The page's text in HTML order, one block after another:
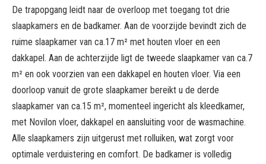
De trapopgang leidt naar de overloop met toegang tot drie
slaapkamers en de badkamer. Aan de voorzijde bevindt zich de
ruime slaapkamer van ca.17 m² met houten vloer en een
dakkapel. Aan de achterzijde ligt de tweede slaapkamer van ca.7
m² en ook voorzien van een dakkapel en houten vloer. Via een
doorloop vanuit de grote slaapkamer bereikt u de derde
slaapkamer van ca.15 m², momenteel ingericht als kleedkamer,
met Novilon vloer, dakkapel en aansluiting voor de wasmachine.
Alle slaapkamers zijn uitgerust met rolluiken, wat zorgt voor
optimale verduistering en comfort. De badkamer is volledig